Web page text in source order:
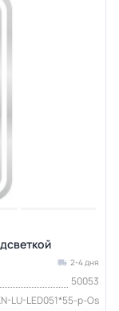
2-4 дня
50053
LU-LED051*55-p-Os